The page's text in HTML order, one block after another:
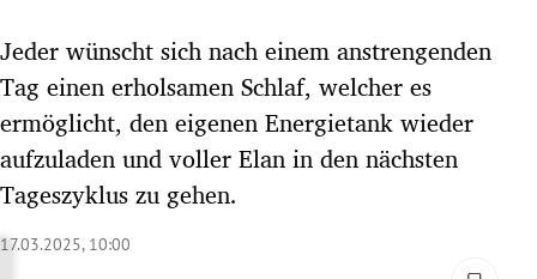
Untermenü
Untermenü
Untermenü
Jeder wünscht sich nach einem anstrengenden
Tag einen erholsamen Schlaf, welcher es
ermöglicht, den eigenen Energietank wieder
aufzuladen und voller Elan in den nächsten
Tageszyklus zu gehen.
17.03.2025, 10:00